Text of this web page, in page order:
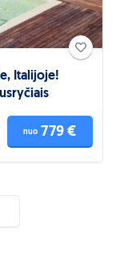
Italijoje!
nuo 779 €